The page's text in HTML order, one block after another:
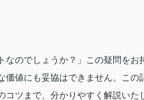
なのでしょうか？」この疑問をお
価値にも妥協はできません。この
ツまで、分かりやすく解説いた